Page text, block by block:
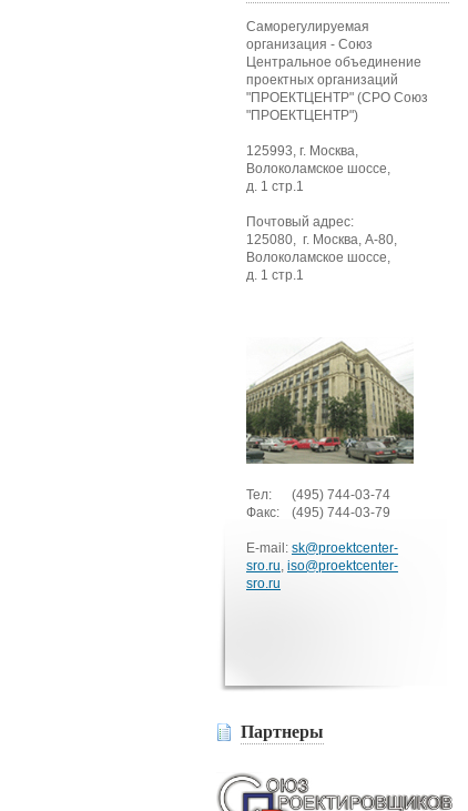
Саморегулируемая
организация - Союз
Центральное объединение
проектных организаций
"ПРОЕКТЦЕНТР" (СРО Союз
"ПРОЕКТЦЕНТР")
125993, г. Москва,
Волоколамское шоссе,
д. 1 стр.1
Почтовый адрес:
125080, г. Москва, А-80,
Волоколамское шоссе,
д. 1 стр.1
Тел: (495) 744-03-74
Факс:
(495) 744-03-79
E-mail: sk@proektcenter-
sro.ru, iso@proektcenter-
sro.ru
Партнеры